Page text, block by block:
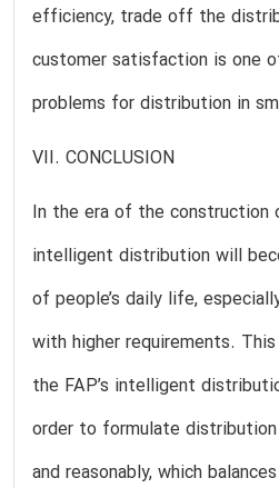
efficiency, trade off the
customer satisfaction is one
problems for distribution in
VII. CONCLUSION
In the era of the construction
intelligent distribution will
of people’s daily life,
with higher requirements.
the FAP’s intelligent
order to formulate
and reasonably, which